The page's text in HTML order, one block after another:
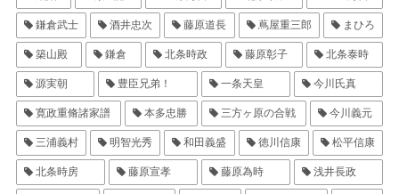
鎌倉武士 酒井忠次 藤原道長 蔦屋重三郎 まひろ
築山殿 鎌倉 北条時政 藤原彰子 北条泰時
源実朝 豊臣兄弟！ 一条天皇 今川氏真
寛政重脩諸家譜 本多忠勝 三方ヶ原の合戦 今川義元
三浦義村 明智光秀 和田義盛 徳川信康 松平信康
北条時房 藤原宣孝 藤原為時 浅井長政